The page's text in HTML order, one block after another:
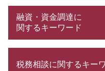
合同会社 設立費用
会社設立 税務署
定款 とは
株式会社 設立費用
融資・資金調達に
関するキーワード
株式会社 資本金
税務相談に関するキー